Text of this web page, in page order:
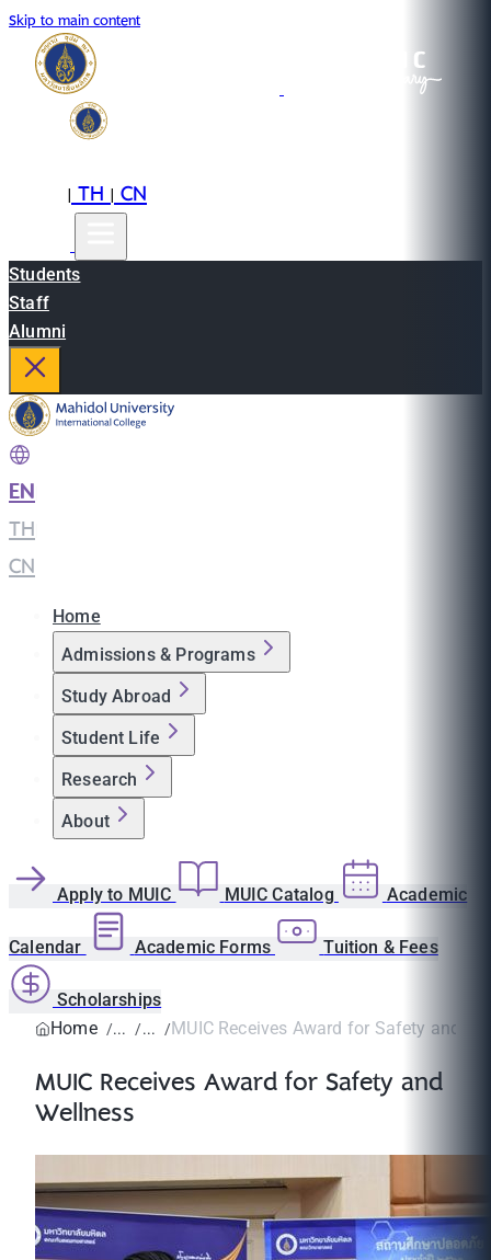
Skip to main content
|TH|CN
Students
Staff
Alumni
EN
TH
CN
Home
Admissions & Programs
Study Abroad
Student Life
Research
About
Apply to MUIC MUIC Catalog Academic
Calendar Academic Forms Tuition & Fees
Scholarships
Home
MUIC Receives Award for Safety and
MUIC Receives Award for Safety and
Wellness